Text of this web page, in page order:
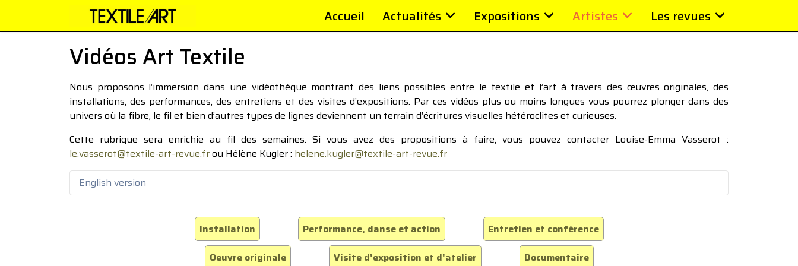
Accueil Actualités Expositions Artistes Les revues
Vidéos Art Textile
Nous proposons l’immersion dans une vidéothèque montrant des liens possibles entre le textile et l’art à travers des œuvres originales, des
installations, des performances, des entretiens et des visites d’expositions. Par ces vidéos plus ou moins longues vous pourrez plonger dans des
univers où la fibre, le fil et bien d’autres types de lignes deviennent un terrain d’écritures visuelles hétéroclites et curieuses.
Cette rubrique sera enrichie au fil des semaines. Si vous avez des propositions à faire, vous pouvez contacter Louise-Emma Vasserot :
le.vasserot@textile-art-revue.frou Hélène Kugler : helene.kugler@textile-art-revue.fr
English version
Installation Performance, danse et action
Entretien et conférence
Oeuvre originale
Visite d'exposition et d'atelier Documentaire